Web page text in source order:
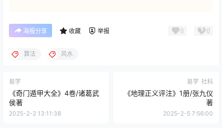
海报分享 收藏 举报 0 0
算法 风水
易学
《奇门遁甲大全》4卷/诸葛武
侯著
2025-2-2 13:11:38
易学 社科
《地理正义评注》1册/张九仪
著
2025-2-5 7:56:00